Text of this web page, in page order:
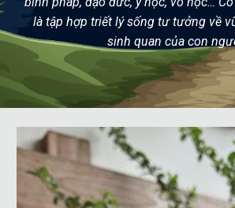
là tập hợp triết lý sống tư tưởng về
sinh quan của con